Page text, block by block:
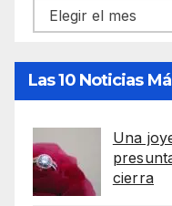
Archivos
Las 10 Noticias
Una
cierra